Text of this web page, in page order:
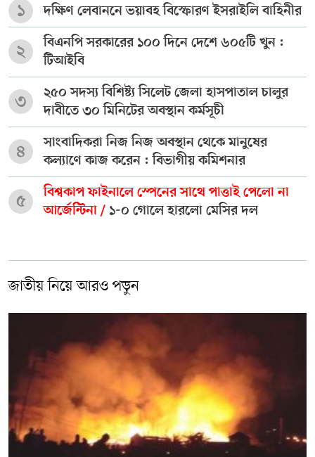
১ দক্ষিণ লেবাননে ভয়াবহ বিস্ফোরণ ইসরাইলি বাহিনীর
২
বিএনপি সরকারের ১০০ দিনে দেশে ৬০৫টি খুন :
টিআইবি
৩
২৫০ সদস্য বিশিষ্ট্য সিলেট জেলা হাসপাতাল চালুর
দাবীতে ৩০ মিনিটের অবস্থান কর্মসূচী
৪
সাংবাদিকরা নিজ নিজ অবস্থান থেকে মানুষের
কল্যাণে কাজ করেন : বিভাগীয় কমিশনার
৫
বিশ্বকাপ ফাইনালে স্পেনের সাথে পাত্তাই পেলো না
আর্জেন্টিনা / ১-০ গোলে হারলো মেসির দল
জাতীয় নিয়ে আরও পড়ুন